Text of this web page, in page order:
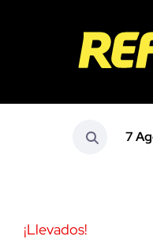
7
¡Llevados!